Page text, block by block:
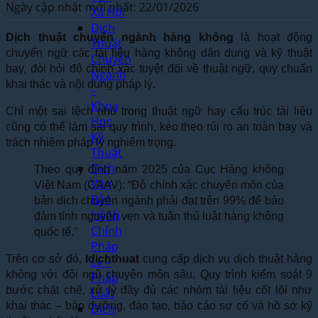
Xã Hội
Dịch
Thuật
Chuyên
Ngành
–
Khoa
Học
Kỹ
Thuật
Dịch
Văn
Bản
Hành
Chính
Pháp
Lý –
Pháp
Luật
Dịch
Ngày cập nhật mới nhất: 22/01/2026
Dịch thuật chuyên ngành hàng không là hoạt động
chuyển ngữ các tài liệu hàng không dân dụng và kỹ thuật
bay, đòi hỏi độ chính xác tuyệt đối về thuật ngữ, quy chuẩn
khai thác và nội dung pháp lý.
Chỉ một sai lệch nhỏ trong thuật ngữ hay cấu trúc tài liệu
cũng có thể làm sai quy trình, kéo theo rủi ro an toàn bay và
trách nhiệm pháp lý nghiêm trọng.
Theo quy định năm 2025 của Cục Hàng không
Việt Nam (CAAV): “Độ chính xác chuyên môn của
bản dịch chuyên ngành phải đạt trên 99% để bảo
đảm tính nguyên vẹn và tuân thủ luật hàng không
quốc tế.”
Trên cơ sở đó, Idichthuat cung cấp dịch vụ dịch thuật hàng
không với đội ngũ chuyên môn sâu. Quy trình kiểm soát 9
bước chặt chẽ, xử lý đầy đủ các nhóm tài liệu cốt lõi như
khai thác – bảo dưỡng, đào tạo, báo cáo sự cố và hồ sơ kỹ